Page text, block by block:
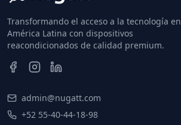
Transformando el acceso a la tecnología en
América Latina con dispositivos
reacondicionados de calidad premium.
admin@nugatt.com
+52 55-40-44-18-98